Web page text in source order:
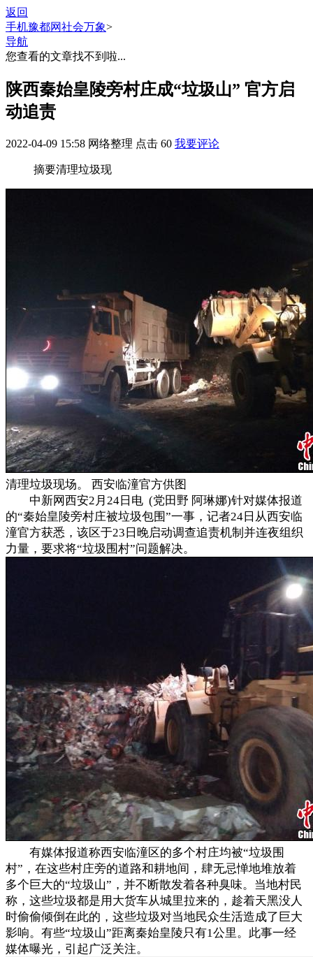
返回
手机豫都网社会万象>
导航
您查看的文章找不到啦...
陕西秦始皇陵旁村庄成“垃圾山” 官方启
动追责
2022-04-09 15:58 网络整理 点击 60 我要评论
摘要清理垃圾现
清理垃圾现场。 西安临潼官方供图
中新网西安2月24日电 (党田野 阿琳娜)针对媒体报道
的“秦始皇陵旁村庄被垃圾包围”一事，记者24日从西安临
潼官方获悉，该区于23日晚启动调查追责机制并连夜组织
力量，要求将“垃圾围村”问题解决。
有媒体报道称西安临潼区的多个村庄均被“垃圾围
村”，在这些村庄旁的道路和耕地间，肆无忌惮地堆放着
多个巨大的“垃圾山”，并不断散发着各种臭味。当地村民
称，这些垃圾都是用大货车从城里拉来的，趁着天黑没人
时偷偷倾倒在此的，这些垃圾对当地民众生活造成了巨大
影响。有些“垃圾山”距离秦始皇陵只有1公里。此事一经
媒体曝光，引起广泛关注。